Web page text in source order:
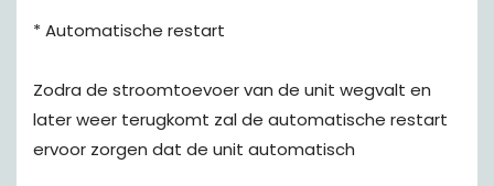
* Automatische restart
Zodra de stroomtoevoer van de unit wegvalt en
later weer terugkomt zal de automatische restart
ervoor zorgen dat de unit automatisch